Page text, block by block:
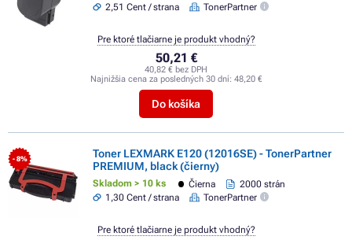
2,51 Cent / strana
TonerPartner
50,21 €
40,82 € bez DPH
Najnižšia cena za posledných 30 dní: 48,20 €
Do košíka
Pre ktoré tlačiarne je produkt vhodný?
- 8%
Toner LEXMARK E120 (12016SE) - TonerPartner
PREMIUM, black (čierny)
Skladom > 10 ks Čierna
2000 strán
1,30 Cent / strana
TonerPartner
Pre ktoré tlačiarne je produkt vhodný?